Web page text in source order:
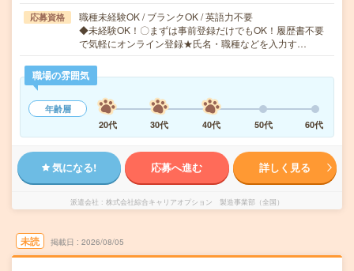
応募資格
職種未経験OK / ブランクOK / 英語力不要
◆未経験OK！〇まずは事前登録だけでもOK！履歴書不要
で気軽にオンライン登録★氏名・職種などを入力す…
職場の雰囲気
年齢層
20代
30代 40代 50代 60代
気になる! 応募へ進む 詳しく見る
派遣会社 株式会社綜合キャリアオプション 製造事業部（全国）
未読 掲載日 2026/08/05